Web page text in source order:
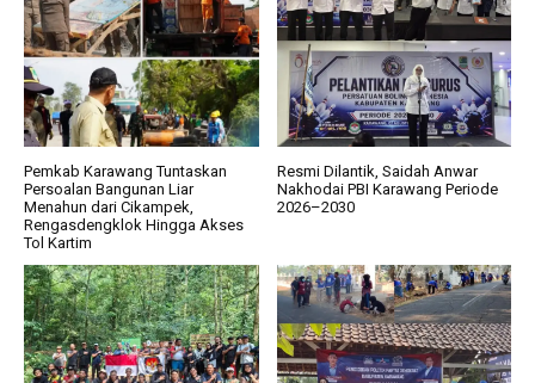
Pemkab Karawang Tuntaskan
Persoalan Bangunan Liar
Menahun dari Cikampek,
Rengasdengklok Hingga Akses
Tol Kartim
Resmi Dilantik, Saidah Anwar
Nakhodai PBI Karawang Periode
2026–2030